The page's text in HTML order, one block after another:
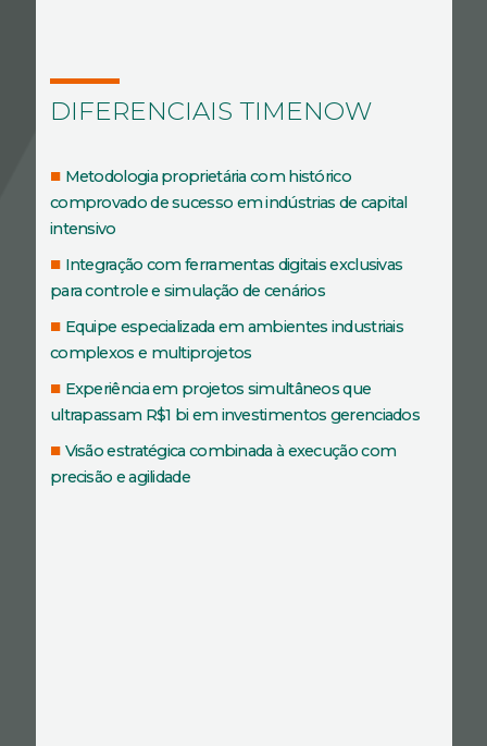
DIFERENCIAIS TIMENOW
Metodologia proprietária com histórico
comprovado de sucesso em indústrias de capital
intensivo
Integração com ferramentas digitais exclusivas
para controle e simulação de cenários
Equipe especializada em ambientes industriais
complexos e multiprojetos
Experiência em projetos simultâneos que
ultrapassam R$1 bi em investimentos gerenciados
Visão estratégica combinada à execução com
precisão e agilidade